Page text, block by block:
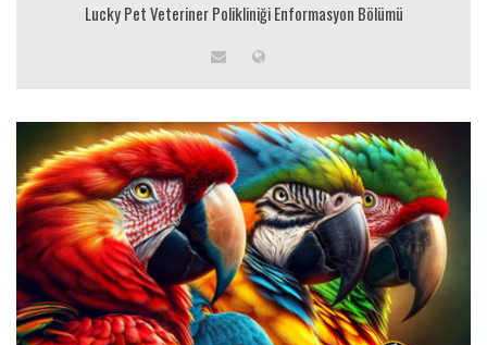
Lucky Pet Veteriner Polikliniği Enformasyon Bölümü